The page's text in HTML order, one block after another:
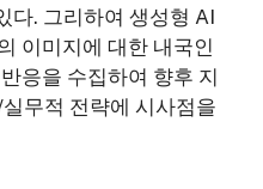
다. 그리하여 생성형 AI
이미지에 대한 내국인
응을 수집하여 향후 지
무적 전략에 시사점을